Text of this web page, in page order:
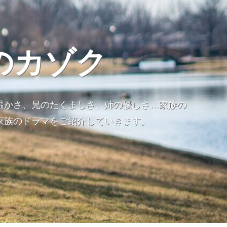
カゾク
かさ、兄のたくましさ、姉の優しさ…家族の
のドラマをご紹介していきます。